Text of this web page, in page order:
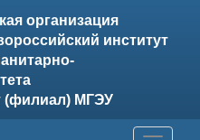
организация
институт
(филиал) МГЭУ